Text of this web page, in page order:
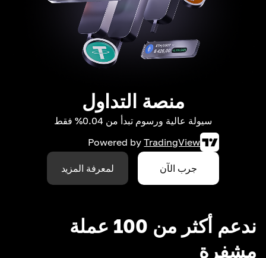
منصة التداول
سيولة عالية ورسوم تبدأ من 0.04% فقط
Powered by TradingView
جرب الآن لمعرفة المزيد
ندعم أكثر من 100 عملة
مشفرة